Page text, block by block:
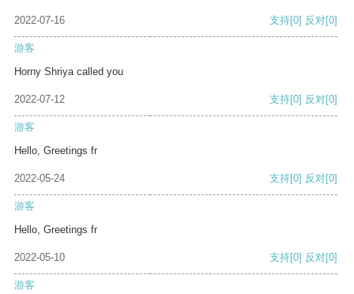
2022-07-16 支持[0] 反对[0]
游客
Horny Shriya called you
2022-07-12 支持[0] 反对[0]
游客
Hello, Greetings fr
2022-05-24 支持[0] 反对[0]
游客
Hello, Greetings fr
2022-05-10 支持[0] 反对[0]
游客